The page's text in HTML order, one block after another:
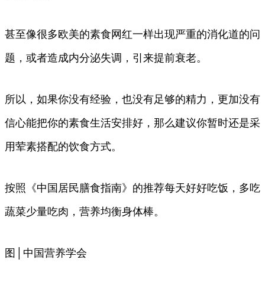
甚至像很多欧美的素食网红一样出现严重的消化道的问
题，或者造成内分泌失调，引来提前衰老。
所以，如果你没有经验，也没有足够的精力，更加没有
信心能把你的素食生活安排好，那么建议你暂时还是采
用荤素搭配的饮食方式。
按照《中国居民膳食指南》的推荐每天好好吃饭，多吃
蔬菜少量吃肉，营养均衡身体棒。
图│中国营养学会